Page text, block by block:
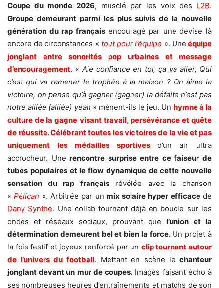
Coupe du monde 2026, musclé par les voix des L2B.
Groupe demeurant parmi les plus suivis de la nouvelle
génération du rap françaisencouragé par une devise là
encore de circonstances « tout pour l’équipe ». Une équipe
jonglant entre sonorités pop urbaines et message
d’encouragement. « Aie confiance en toi, ça va aller, Qui
c’est qui va ramener le trophée à la maison ? On aime la
victoire, on pense qu’à gagner (gagner) la défaite n’est pas
notre alliée (alliée) yeah » mènent-ils le jeu. Un hymne à la
culture de la gagne visant travail, persévérance et quête
de réussite. Célébrant toutes les victoires de la vie et pas
uniquement les médailles sportivesd’un air ultra
accrocheur. Unerencontre surprise entre ce faiseur de
tubes populaires et le flow dynamique de cette nouvelle
sensation du rap françaisrévélée avec la chanson
«Pélican ». Arbitrée par un mix solaire hyper efficacede
Dany Synthé. Une collab tournant déjà en boucle sur les
ondes et réseaux sociaux, prouvant quel’union et la
détermination demeurent bel et bien la force.Un projet à
la fois festif et joyeux renforcé par un clip tournant autour
de l’univers du football. Mettant en scène le chanteur
jonglant devant un mur de coupes. Images faisant écho à
ses nombreuses heures d’entraînements et matchs de son